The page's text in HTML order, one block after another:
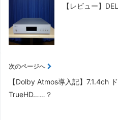
【レビュー】
次のページへ
【Dolby Atmos導入記】7.1.4ch
TrueHD……？